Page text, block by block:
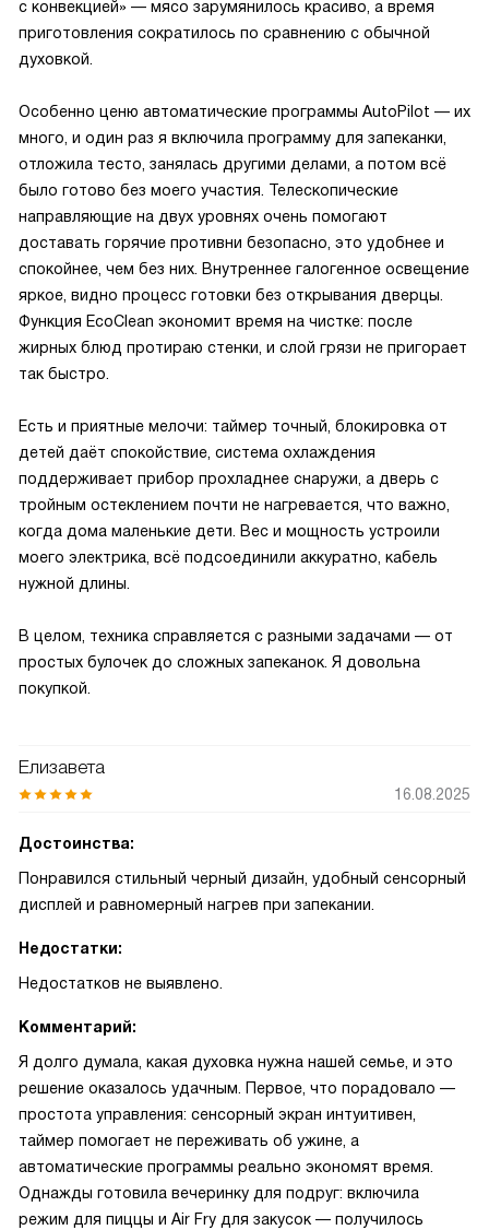
с конвекцией» — мясо зарумянилось красиво, а время
приготовления сократилось по сравнению с обычной
духовкой.
Особенно ценю автоматические программы AutoPilot — их
много, и один раз я включила программу для запеканки,
отложила тесто, занялась другими делами, а потом всё
было готово без моего участия. Телескопические
направляющие на двух уровнях очень помогают
доставать горячие противни безопасно, это удобнее и
спокойнее, чем без них. Внутреннее галогенное освещение
яркое, видно процесс готовки без открывания дверцы.
Функция EcoClean экономит время на чистке: после
жирных блюд протираю стенки, и слой грязи не пригорает
так быстро.
Есть и приятные мелочи: таймер точный, блокировка от
детей даёт спокойствие, система охлаждения
поддерживает прибор прохладнее снаружи, а дверь с
тройным остеклением почти не нагревается, что важно,
когда дома маленькие дети. Вес и мощность устроили
моего электрика, всё подсоединили аккуратно, кабель
нужной длины.
В целом, техника справляется с разными задачами — от
простых булочек до сложных запеканок. Я довольна
покупкой.
Елизавета
16.08.2025
Достоинства:
Понравился стильный черный дизайн, удобный сенсорный
дисплей и равномерный нагрев при запекании.
Недостатки:
Недостатков не выявлено.
Комментарий:
Я долго думала, какая духовка нужна нашей семье, и это
решение оказалось удачным. Первое, что порадовало —
простота управления: сенсорный экран интуитивен,
таймер помогает не переживать об ужине, а
автоматические программы реально экономят время.
Однажды готовила вечеринку для подруг: включила
режим для пиццы и Air Fry для закусок — получилось